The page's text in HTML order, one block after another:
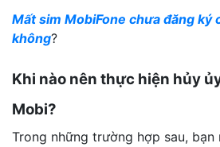
Mất sim MobiFone chưa đăng ký
không?
Khi nào nên thực hiện hủy
Mobi?
Trong những trường hợp sau,